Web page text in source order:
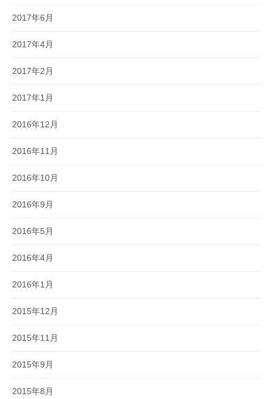
2017年6月
2017年4月
2017年2月
2017年1月
2016年12月
2016年11月
2016年10月
2016年9月
2016年5月
2016年4月
2016年1月
2015年12月
2015年11月
2015年9月
2015年8月